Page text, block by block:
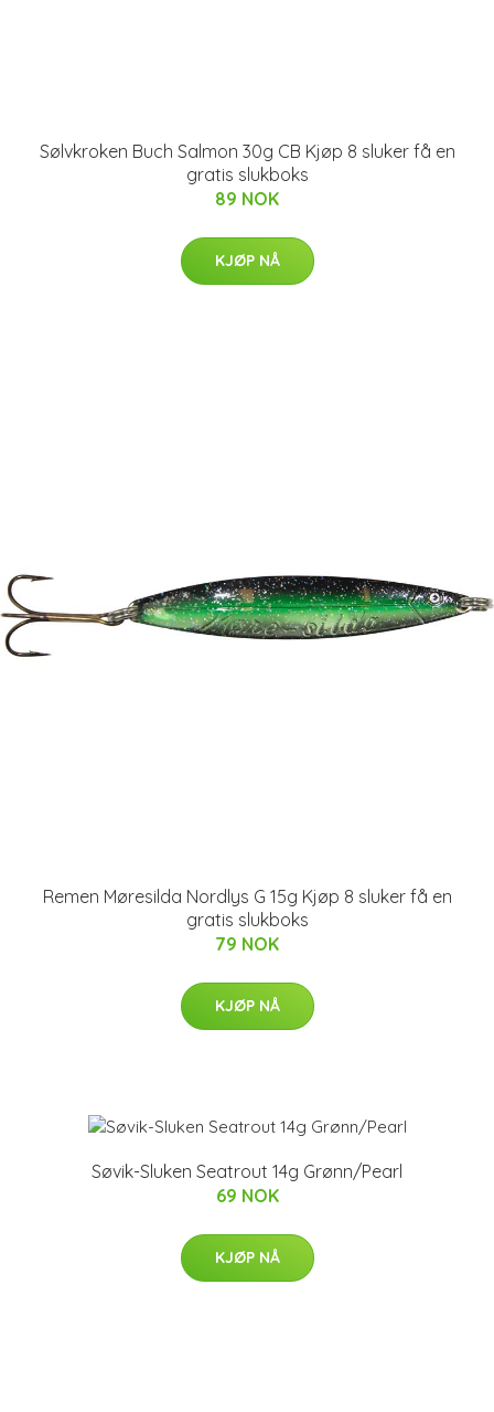
Sølvkroken Buch Salmon 30g CB Kjøp 8 sluker få en
gratis slukboks
89 NOK
KJØP NÅ
Remen Møresilda Nordlys G 15g Kjøp 8 sluker få en
gratis slukboks
79 NOK
KJØP NÅ
Søvik-Sluken Seatrout 14g Grønn/Pearl
69 NOK
KJØP NÅ